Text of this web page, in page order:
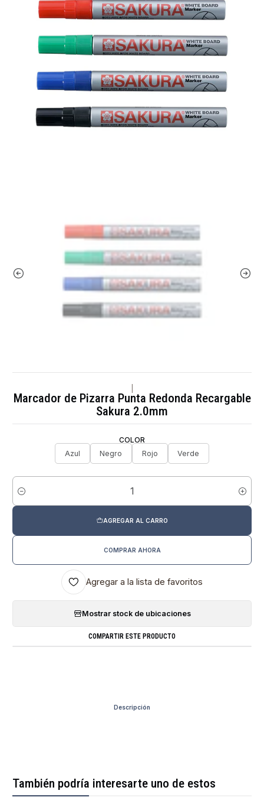
Marcador de Pizarra Punta Redonda Recargable
Sakura 2.0mm
COLOR
Azul
Negro Rojo Verde
Cantidad
AGREGAR AL CARRO
COMPRAR AHORA
Agregar a la lista de favoritos
Mostrar stock de ubicaciones
COMPARTIR ESTE PRODUCTO
Descripción
También podría interesarte uno de estos